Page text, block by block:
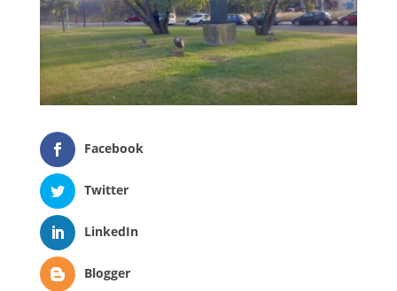
Facebook
Twitter
LinkedIn
Blogger